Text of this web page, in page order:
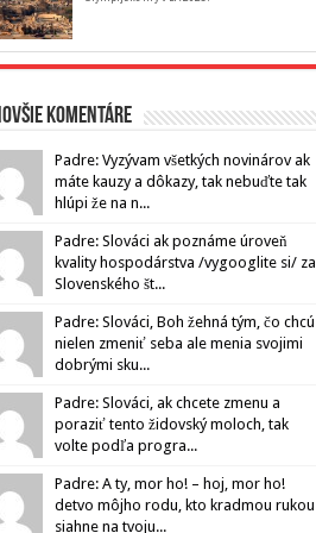
komentáre
Padre: Vyzývam všetkých novinárov ak
máte kauzy a dôkazy, tak nebuďte tak
hlúpi že na n...
Padre: Slováci ak poznáme úroveň
kvality hospodárstva /vygooglite si/ za
Slovenského št...
Padre: Slováci, Boh žehná tým, čo chcú
nielen zmeniť seba ale menia svojimi
dobrými sku...
Padre: Slováci, ak chcete zmenu a
poraziť tento židovský moloch, tak
volte podľa progra...
Padre: A ty, mor ho! – hoj, mor ho!
detvo môjho rodu, kto kradmou rukou
siahne na tvoju...